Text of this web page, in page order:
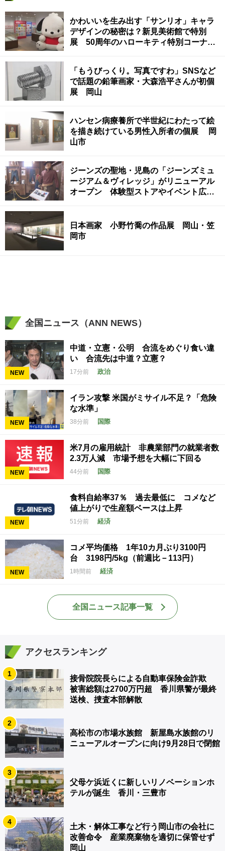
かわいいを生み出す「サンリオ」キャラ
デザインの秘密は？新見美術館で特別
展 50周年のハローキティ特別コーナー
「もうびっくり。写真ですわ」SNSなど
で話題の鉛筆画家・大森浩平さんが初個
展 岡山
ハンセン病療養所で半世紀にわたって絵
を描き続けている男性入所者の個展 岡
山市
ジーンズの聖地・児島の「ジーンズミュ
ージアム＆ヴィレッジ」がリニューアル
オープン 体験型ストアやイベント広場
日本画家 小野竹喬の作品展 岡山・笠
岡市
全国ニュース（ANN NEWS）
NEW
中道・立憲・公明 合流をめぐり食い違
い 合流先は中道？立憲？
17分前 政治
NEW
イラン攻撃 米国がミサイル不足？「危険
な水準」
38分前 国際
NEW
米7月の雇用統計 非農業部門の就業者数
2.3万人減 市場予想を大幅に下回る
44分前 国際
NEW
食料自給率37％ 過去最低に コメなど
値上がりで生産額ベースは上昇
51分前 経済
NEW
コメ平均価格 1年10カ月ぶり3100円
台 3198円/5kg（前週比－113円）
1時間前 経済
全国ニュース記事一覧
アクセスランキング
1
接骨院院長らによる自動車保険金詐欺
被害総額は2700万円超 香川県警が最終
送検、捜査本部解散
2
高松市の市場水族館 新屋島水族館のリ
ニューアルオープンに向け9月28日で閉館
3
父母ケ浜近くに新しいリノベーションホ
テルが誕生 香川・三豊市
4
土木・解体工事など行う岡山市の会社に
改善命令 産業廃棄物を適切に保管せず
岡山